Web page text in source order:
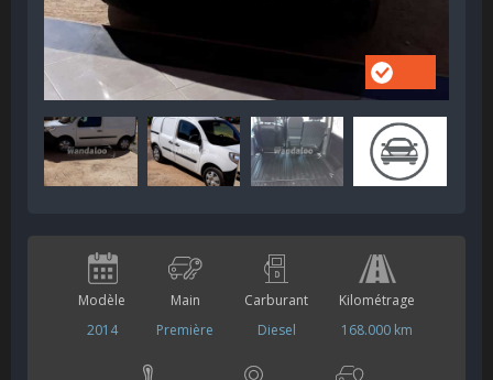
Modèle
2014
Main
Première
Carburant
Diesel
Kilométrage
168.000 km